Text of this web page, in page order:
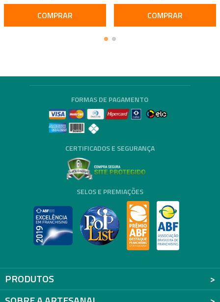
COMPRAR COMPRAR
PRODUTOS
FORMAS DE PAGAMENTO
CERTIFICADOS E SEGURANÇA
SELOS E PREMIAÇÕES